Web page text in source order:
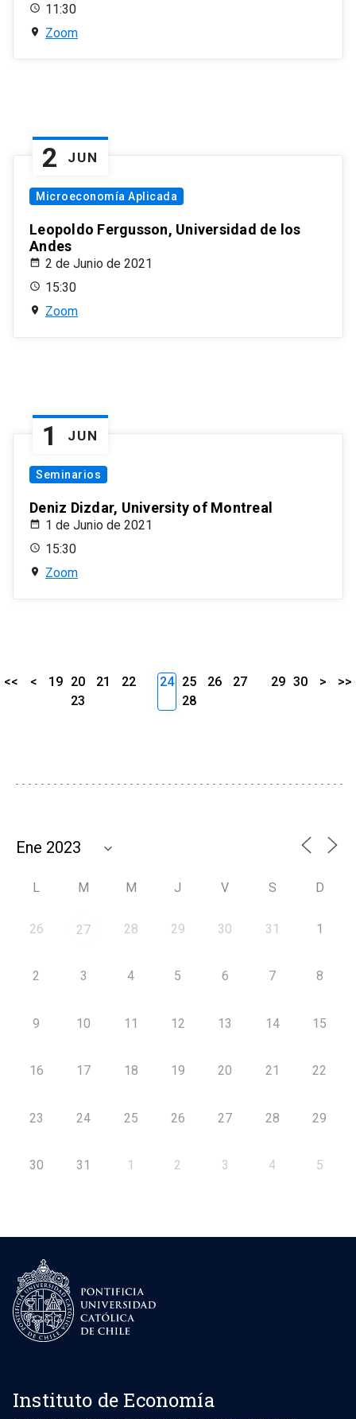
11:30
Zoom
2 JUN
Microeconomía Aplicada
Leopoldo Fergusson, Universidad de los
Andes
2 de Junio de 2021
15:30
Zoom
1 JUN
Seminarios
Deniz Dizdar, University of Montreal
1 de Junio de 2021
15:30
Zoom
<< < 19 20 21
22
23
24 25 26
27
28
29 30 > >>
L M M J V S D
26 27 28 29 30 31 1
2 3 4 5 6 7 8
9 10 11 12 13 14 15
16 17 18 19 20 21 22
23 24 25 26 27 28 29
30 31 1 2 3 4 5
Instituto de Economía